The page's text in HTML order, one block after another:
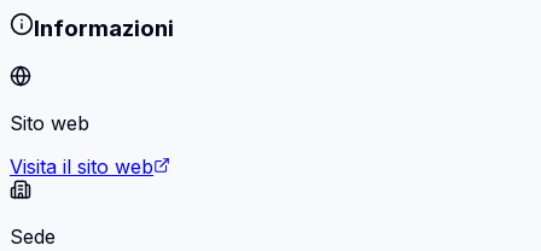
Informazioni
Sito web
Visita il sito web
Sede